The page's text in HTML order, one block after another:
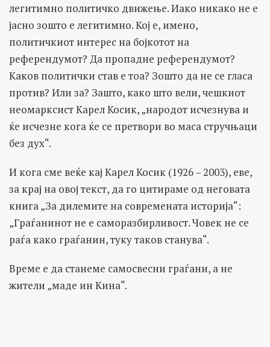
легитимно политичко движење. Иако никако не е
јасно зошто е легитимно. Кој е, имено,
политичкиот интерес на бојкотот на
референдумот? Да пропадне референдумот?
Каков политички став е тоа? Зошто да не се гласа
против? Или за? Зашто, како што вели, чешкиот
неомарксист Карел Косик, „народот исчезнува и
ќе исчезне кога ќе се претвори во маса стручњаци
без дух“.
И кога сме веќе кај Карел Косик (1926 – 2003), еве,
за крај на овој текст, да го цитираме од неговата
книга „За дилемите на современата историја“:
„Граѓанинот не е саморазбирливост. Човек не се
раѓа како граѓанин, туку таков станува“.
Време е да станеме самосвесни граѓани, а не
жители „маде ин Кина“.